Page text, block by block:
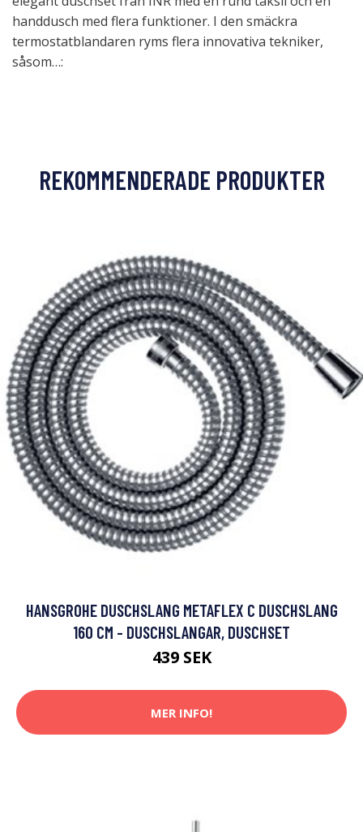
handdusch med flera funktioner. I den smäckra
termostatblandaren ryms flera innovativa tekniker,
såsom…:
REKOMMENDERADE PRODUKTER
HANSGROHE DUSCHSLANG METAFLEX C DUSCHSLANG
160 CM - DUSCHSLANGAR, DUSCHSET
439 SEK
MER INFO!